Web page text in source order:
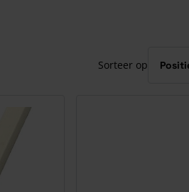
Sorteer op